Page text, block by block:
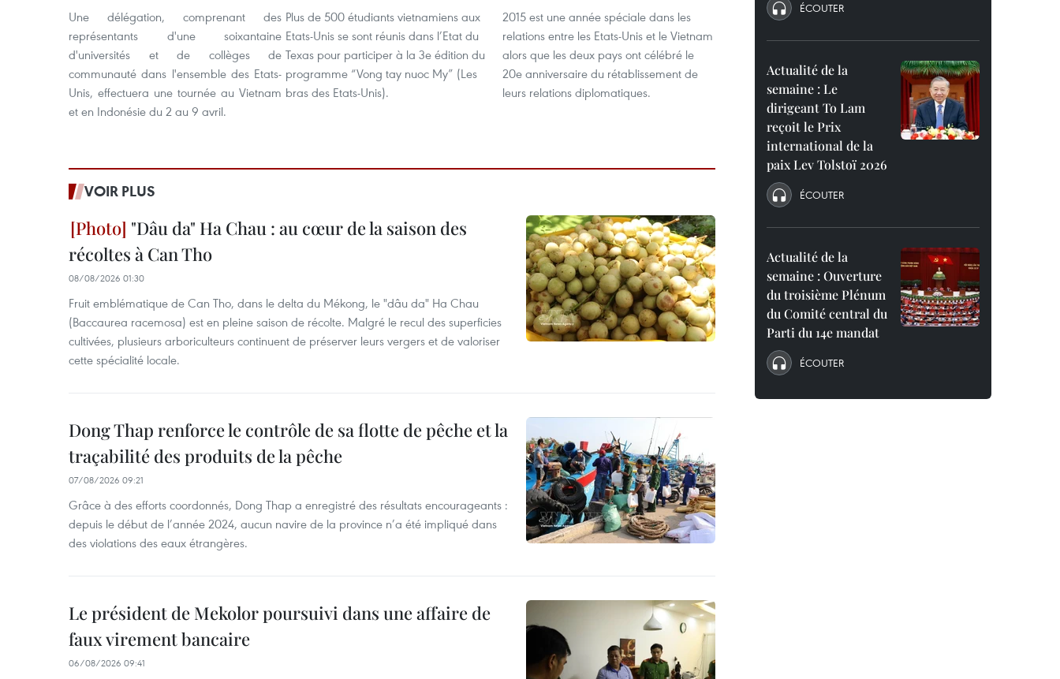
Une délégation, comprenant des
représentants d'une soixantaine
d'universités et de collèges de
communauté dans l'ensemble des Etats-
Unis, effectuera une tournée au Vietnam
et en Indonésie du 2 au 9 avril.
Plus de 500 étudiants vietnamiens aux
Etats-Unis se sont réunis dans l’Etat du
Texas pour participer à la 3e édition du
programme “Vong tay nuoc My” (Les
bras des Etats-Unis).
2015 est une année spéciale dans les
relations entre les Etats-Unis et le Vietnam
alors que les deux pays ont célébré le
20e anniversaire du rétablissement de
leurs relations diplomatiques.
VOIR PLUS
"Dâu da" Ha Chau : au cœur de la saison des
récoltes à Can Tho
08/08/2026 01:30
Fruit emblématique de Can Tho, dans le delta du Mékong, le "dâu da" Ha Chau
(Baccaurea racemosa) est en pleine saison de récolte. Malgré le recul des superficies
cultivées, plusieurs arboriculteurs continuent de préserver leurs vergers et de valoriser
cette spécialité locale.
Dong Thap renforce le contrôle de sa flotte de pêche et la
traçabilité des produits de la pêche
07/08/2026 09:21
Grâce à des efforts coordonnés, Dong Thap a enregistré des résultats encourageants :
depuis le début de l’année 2024, aucun navire de la province n’a été impliqué dans
des violations des eaux étrangères.
Le président de Mekolor poursuivi dans une affaire de
faux virement bancaire
06/08/2026 09:41
ÉCOUTER
Actualité de la
semaine : Le
dirigeant To Lam
reçoit le Prix
international de la
paix Lev Tolstoï 2026
ÉCOUTER
Actualité de la
semaine : Ouverture
du troisième Plénum
du Comité central du
Parti du 14e mandat
ÉCOUTER